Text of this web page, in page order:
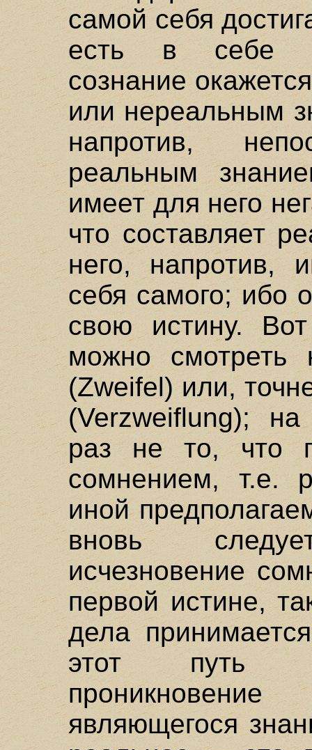
самой себя
есть в себе
сознание
или нереальным
напротив,
реальным
имеет для него
что составляет
него, напротив,
себя самого; ибо
свою истину.
можно
(Zweifel) или,
(Verzweiflung);
раз не то, что
сомнением, т.е.
иной
вновь
исчезновение
первой истине,
дела
этот путь
являющегося